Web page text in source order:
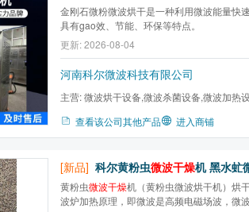
金刚石微粉微波烘干是一种利用微波能量快
具有gao效、节能、环保等特点。
更新: 2026-08-04
河南科尔微波科技有限公司
主营:微波烘干设备,微波杀菌设备,微波加热
查看该公司其他产品 进入商铺
[新品] 科尔黄粉虫微波干燥机 黑水虻微波
黄粉虫微波干燥机（黄粉虫微波烘干机）烘
波炉加热原理，即微波是高频电磁场波，微